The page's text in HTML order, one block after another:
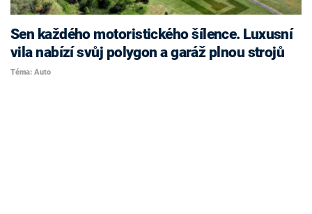
Sen každého motoristického šílence. Luxusní
vila nabízí svůj polygon a garáž plnou strojů
Téma: Auto